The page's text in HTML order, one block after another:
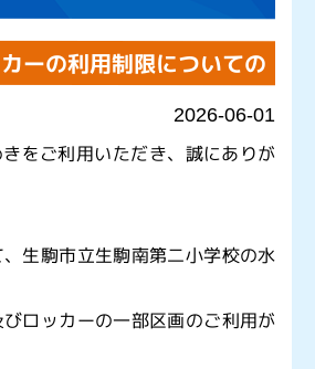
ーの利用制限についての
2026-06-01
をご利用いただき、誠にありが
生駒市立生駒南第二小学校の水
ロッカーの一部区画のご利用が